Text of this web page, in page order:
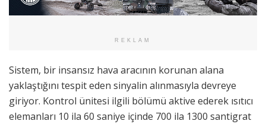
REKLAM
Sistem, bir insansız hava aracının korunan alana
yaklaştığını tespit eden sinyalin alınmasıyla devreye
giriyor. Kontrol ünitesi ilgili bölümü aktive ederek ısıtıcı
elemanları 10 ila 60 saniye içinde 700 ila 1300 santigrat